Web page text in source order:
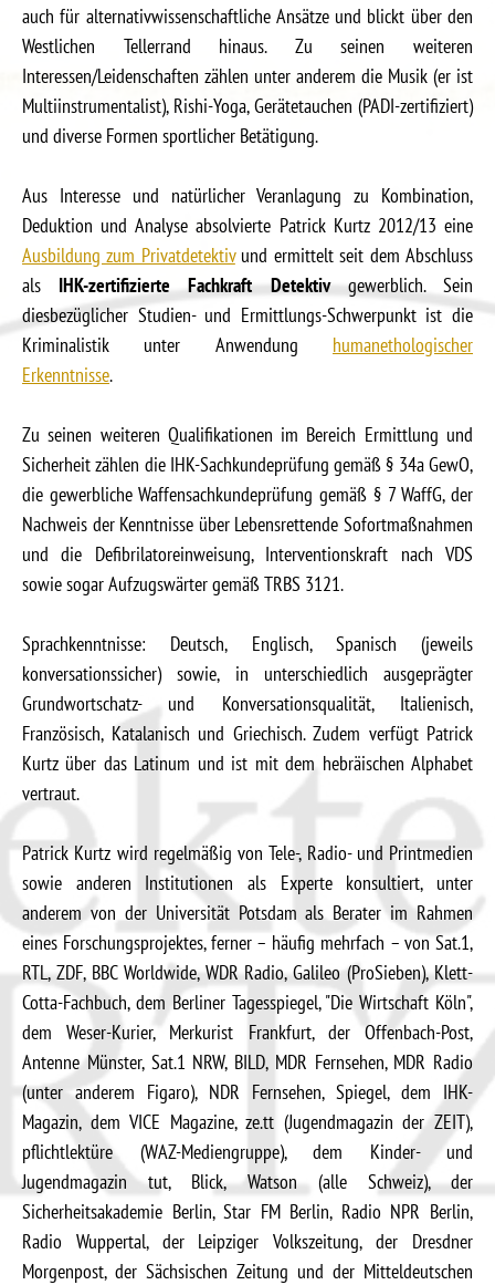
auch für alternativwissenschaftliche Ansätze und blickt über den
Westlichen Tellerrand hinaus. Zu seinen weiteren
Interessen/Leidenschaften zählen unter anderem die Musik (er ist
Multiinstrumentalist), Rishi-Yoga, Gerätetauchen (PADI-zertifiziert)
und diverse Formen sportlicher Betätigung.
Aus Interesse und natürlicher Veranlagung zu Kombination,
Deduktion und Analyse absolvierte Patrick Kurtz 2012/13 eine
Ausbildung zum Privatdetektivund ermittelt seit dem Abschluss
als IHK-zertifizierte Fachkraft Detektivgewerblich. Sein
diesbezüglicher Studien- und Ermittlungs-Schwerpunkt ist die
Kriminalistik unter Anwendung humanethologischer
Erkenntnisse.
Zu seinen weiteren Qualifikationen im Bereich Ermittlung und
Sicherheit zählen die IHK-Sachkundeprüfung gemäß § 34a GewO,
die gewerbliche Waffensachkundeprüfung gemäß § 7 WaffG, der
Nachweis der Kenntnisse über Lebensrettende Sofortmaßnahmen
und die Defibrilatoreinweisung, Interventionskraft nach VDS
sowie sogar Aufzugswärter gemäß TRBS 3121.
Sprachkenntnisse: Deutsch, Englisch, Spanisch (jeweils
konversationssicher) sowie, in unterschiedlich ausgeprägter
Grundwortschatz- und Konversationsqualität, Italienisch,
Französisch, Katalanisch und Griechisch. Zudem verfügt Patrick
Kurtz über das Latinum und ist mit dem hebräischen Alphabet
vertraut.
Patrick Kurtz wird regelmäßig von Tele-, Radio- und Printmedien
sowie anderen Institutionen als Experte konsultiert, unter
anderem von der Universität Potsdam als Berater im Rahmen
eines Forschungsprojektes, ferner – häufig mehrfach – von Sat.1,
RTL, ZDF, BBC Worldwide, WDR Radio, Galileo (ProSieben), Klett-
Cotta-Fachbuch, dem Berliner Tagesspiegel, "Die Wirtschaft Köln",
dem Weser-Kurier, Merkurist Frankfurt, der Offenbach-Post,
Antenne Münster, Sat.1 NRW, BILD, MDR Fernsehen, MDR Radio
(unter anderem Figaro), NDR Fernsehen, Spiegel, dem IHK-
Magazin, dem VICE Magazine, ze.tt (Jugendmagazin der ZEIT),
pflichtlektüre (WAZ-Mediengruppe), dem Kinder- und
Jugendmagazin tut, Blick, Watson (alle Schweiz), der
Sicherheitsakademie Berlin, Star FM Berlin, Radio NPR Berlin,
Radio Wuppertal, der Leipziger Volkszeitung, der Dresdner
Morgenpost, der Sächsischen Zeitung und der Mitteldeutschen